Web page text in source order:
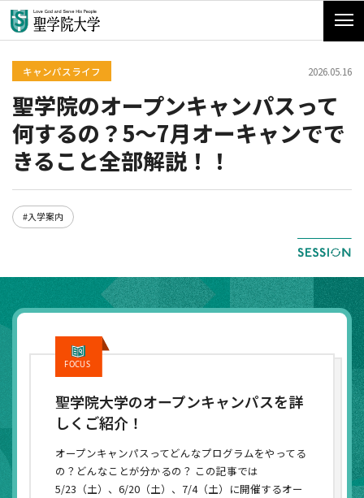
キャンパスライフ 2026.05.16
聖学院のオープンキャンパスって
何するの？5〜7月オーキャンでで
きること全部解説！！
#入学案内
聖学院大学のオープンキャンパスを詳
しくご紹介！
オープンキャンパスってどんなプログラムをやってる
の？どんなことが分かるの？ この記事では
5/23（土）、6/20（土）、7/4（土）に開催するオー